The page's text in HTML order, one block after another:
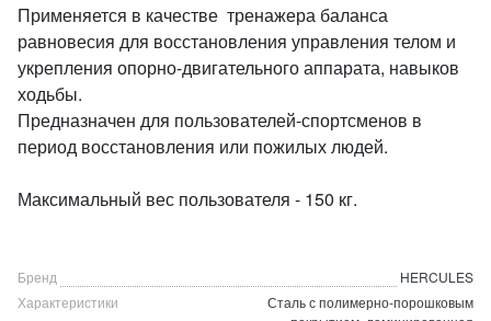
Применяется в качестве тренажера баланса
равновесия для восстановления управления телом и
укрепления опорно-двигательного аппарата, навыков
ходьбы.
Предназначен для пользователей-спортсменов в
период восстановления или пожилых людей.
Максимальный вес пользователя - 150 кг.
Бренд
HERCULES
Характеристики
Сталь с полимерно-порошковым